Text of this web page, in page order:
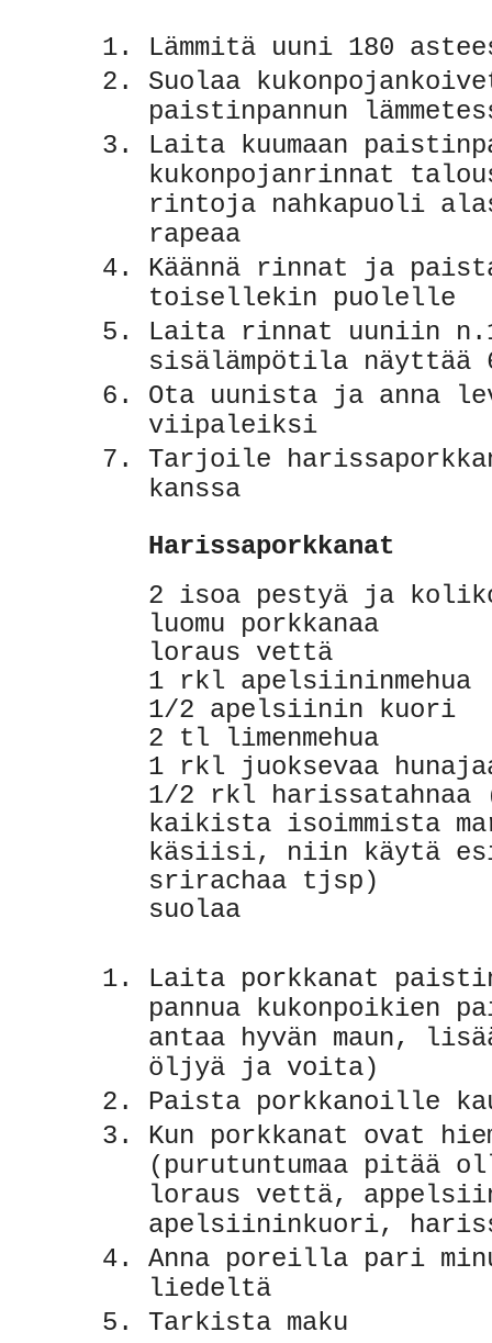
Lämmitä uuni 180
Suolaa
paistinpannun
Laita kuumaan
kukonpojanrinnat
rintoja nahkapuoli
rapeaa
Käännä rinnat ja
toisellekin puolelle
Laita rinnat uuniin
sisälämpötila näyttää
Ota uunista ja anna
viipaleiksi
Tarjoile
kanssa
Harissaporkkanat
2 isoa pestyä ja
luomu porkkanaa
loraus vettä
1 rkl apelsiininmehua
1/2 apelsiinin kuori
2 tl limenmehua
1 rkl juoksevaa
1/2 rkl harissatahnaa
kaikista isoimmista
käsiisi, niin käytä
srirachaa tjsp)
suolaa
Laita porkkanat
pannua kukonpoikien
antaa hyvän maun,
öljyä ja voita)
Paista porkkanoille
Kun porkkanat ovat
(purutuntumaa pitää
loraus vettä,
apelsiininkuori,
Anna poreilla pari
liedeltä
Tarkista maku